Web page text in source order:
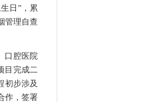
日”，累
管理自查
口腔医院
目 完成二
初步涉及
作， 签署